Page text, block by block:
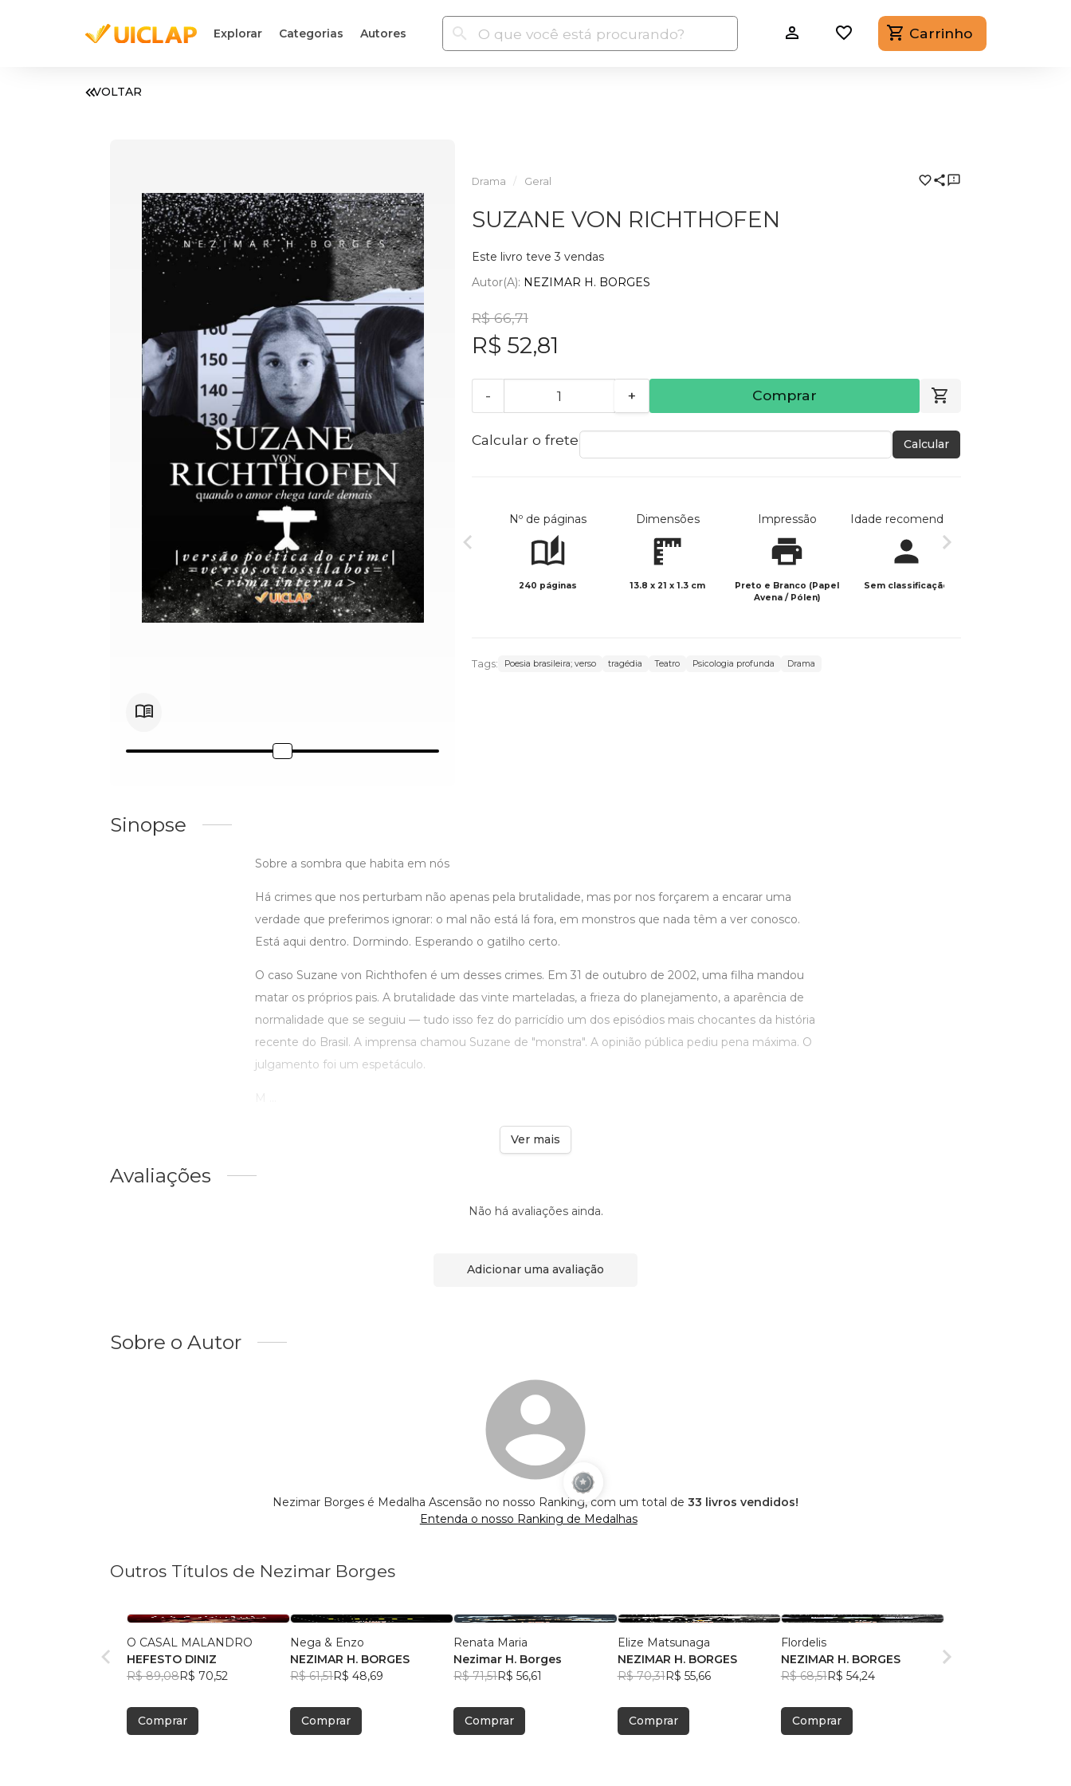
Explorar Categorias Autores Carrinho
VOLTAR
Drama Geral
SUZANE VON RICHTHOFEN
Este livro teve 3 vendas
Autor(a): NEZIMAR H. BORGES
R$ 66,71
R$ 52,81
- + Comprar
Calcular o frete Calcular
Nº de páginas
240 páginas
Dimensões
13.8 x 21 x 1.3 cm
Impressão
Preto e Branco (Papel
Avena / Pólen)
Idade recomendada
Sem classificação
Tags: Poesia brasileira; verso tragédia Teatro Psicologia profunda Drama
Sinopse
Sobre a sombra que habita em nós
Há crimes que nos perturbam não apenas pela brutalidade, mas por nos forçarem a encarar uma
verdade que preferimos ignorar: o mal não está lá fora, em monstros que nada têm a ver conosco.
Está aqui dentro. Dormindo. Esperando o gatilho certo.
O caso Suzane von Richthofen é um desses crimes. Em 31 de outubro de 2002, uma filha mandou
matar os próprios pais. A brutalidade das vinte marteladas, a frieza do planejamento, a aparência de
normalidade que se seguiu — tudo isso fez do parricídio um dos episódios mais chocantes da história
recente do Brasil. A imprensa chamou Suzane de "monstra". A opinião pública pediu pena máxima. O
julgamento foi um espetáculo.
Ver mais
Avaliações
Não há avaliações ainda.
Adicionar uma avaliação
Sobre o Autor
Nezimar Borges é Medalha Ascensão no nosso Ranking, com um total de 33 livros vendidos!
Entenda o nosso Ranking de Medalhas
Outros Títulos de Nezimar Borges
O CASAL MALANDRO
HEFESTO DINIZ
R$ 89,08R$ 70,52
Comprar
Nega & Enzo
NEZIMAR H. BORGES
R$ 61,51R$ 48,69
Comprar
Renata Maria
Nezimar H. Borges
R$ 71,51R$ 56,61
Comprar
Elize Matsunaga
NEZIMAR H. BORGES
R$ 70,31R$ 55,66
Comprar
Flordelis
NEZIMAR H. BORGES
R$ 68,51R$ 54,24
Comprar